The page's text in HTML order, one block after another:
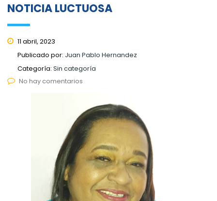
NOTICIA LUCTUOSA
11 abril, 2023
Publicado por: Juan Pablo Hernandez
Categoría: Sin categoría
No hay comentarios